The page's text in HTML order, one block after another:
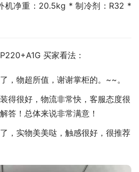
机净重：20.5kg * 制冷剂：R32 *
买家看法：
，物超所值，谢谢掌柜的。~~。
得很好，物流非常快，客服态度很
答！总体来说非常满意！
，实物美美哒，触感很好，很推荐